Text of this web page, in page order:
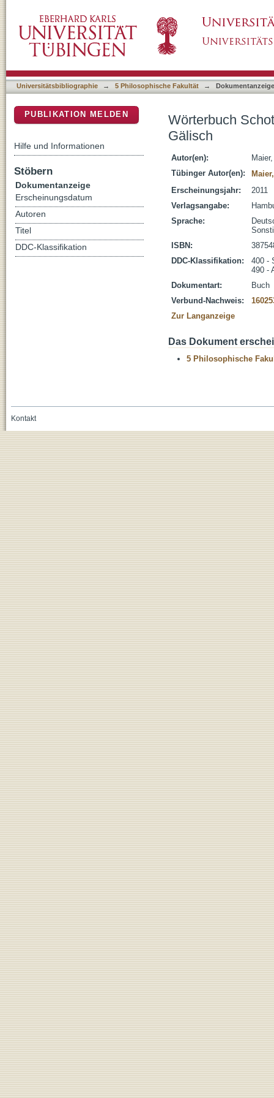
Universitätsbibliographie → 5 Philosophische Fakultät → Dokumentanzeige
Wörterbuch
Gälisch
Autor(en):
Tübinger Autor(en):
Erscheinungsjahr:
2011
Verlagsangabe:
Sprache:
ISBN:
DDC-Klassifikation:
400 -
490 -
Dokumentart:
Buch
Verbund-Nachweis:
Zur Langanzeige
Das Dokument
5 Philosophische
PUBLIKATION MELDEN
Hilfe und Informationen
Stöbern
Dokumentanzeige
Erscheinungsdatum
Autoren
Titel
DDC-Klassifikation
Kontakt